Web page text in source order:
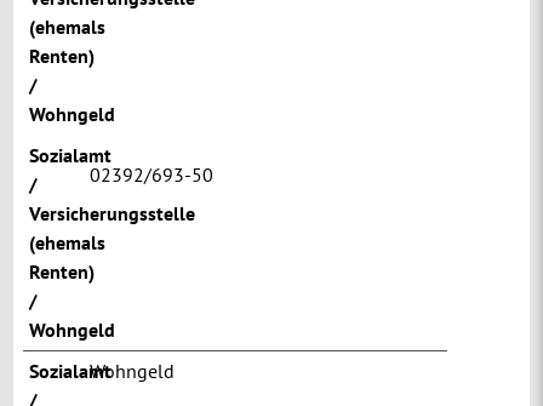
(ehemals
Renten)
/
Wohngeld
Sozialamt
/
Versicherungsstelle
(ehemals
Renten)
/
Wohngeld
02392/693-50
Sozialamt
/
Wohngeld